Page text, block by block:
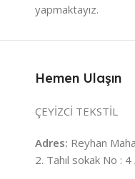
yapmaktayız.
Hemen Ulaşın
ÇEYİZCİ TEKSTİL
Adres: Reyhan
2. Tahıl sokak No :